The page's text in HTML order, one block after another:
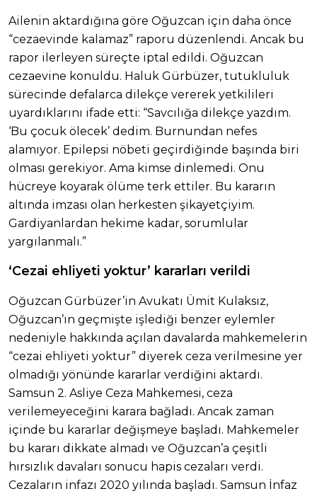
Ailenin aktardığına göre Oğuzcan için daha önce
“cezaevinde kalamaz” raporu düzenlendi. Ancak bu
rapor ilerleyen süreçte iptal edildi. Oğuzcan
cezaevine konuldu. Haluk Gürbüzer, tutukluluk
sürecinde defalarca dilekçe vererek yetkilileri
uyardıklarını ifade etti: “Savcılığa dilekçe yazdım.
‘Bu çocuk ölecek’ dedim. Burnundan nefes
alamıyor. Epilepsi nöbeti geçirdiğinde başında biri
olması gerekiyor. Ama kimse dinlemedi. Onu
hücreye koyarak ölüme terk ettiler. Bu kararın
altında imzası olan herkesten şikayetçiyim.
Gardiyanlardan hekime kadar, sorumlular
yargılanmalı.”
‘Cezai ehliyeti yoktur’ kararları verildi
Oğuzcan Gürbüzer’in Avukatı Ümit Kulaksız,
Oğuzcan’ın geçmişte işlediği benzer eylemler
nedeniyle hakkında açılan davalarda mahkemelerin
“cezai ehliyeti yoktur” diyerek ceza verilmesine yer
olmadığı yönünde kararlar verdiğini aktardı.
Samsun 2. Asliye Ceza Mahkemesi, ceza
verilemeyeceğini karara bağladı. Ancak zaman
içinde bu kararlar değişmeye başladı. Mahkemeler
bu kararı dikkate almadı ve Oğuzcan’a çeşitli
hırsızlık davaları sonucu hapis cezaları verdi.
Cezaların infazı 2020 yılında başladı. Samsun İnfaz